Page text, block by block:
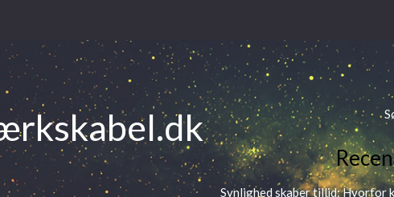
Synlighed skaber tillid: Hvorfor